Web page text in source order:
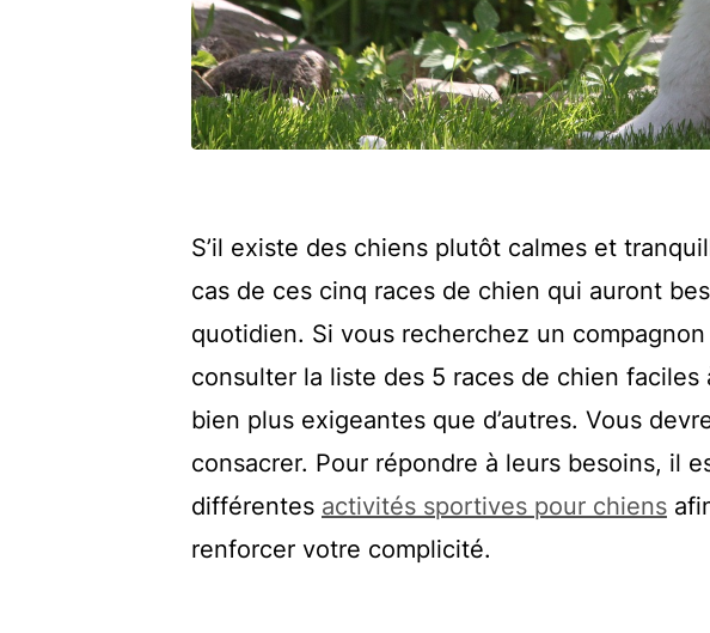
S’il existe des chiens plutôt calmes et
cas de ces cinq races de chien qui auront
quotidien. Si vous recherchez un
consulter la liste des 5 races de chien
bien plus exigeantes que d’autres. Vous
consacrer. Pour répondre à leurs besoins, il
différentes activités sportives pour chiens
renforcer votre complicité.